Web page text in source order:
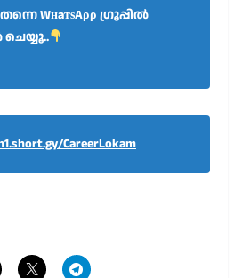
WнaтѕAρρ ഗ്രൂപ്പിൽ
CareerLokam